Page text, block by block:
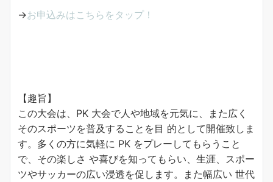
→お申込みはこちらをタップ！
【趣旨】
この大会は、PK 大会で人や地域を元気に、また広く
そのスポーツを普及することを目 的として開催致しま
す。多くの方に気軽に PK をプレーしてもらうこと
で、その楽しさ や喜びを知ってもらい、生涯、スポー
ツやサッカーの広い浸透を促します。また幅広い 世代